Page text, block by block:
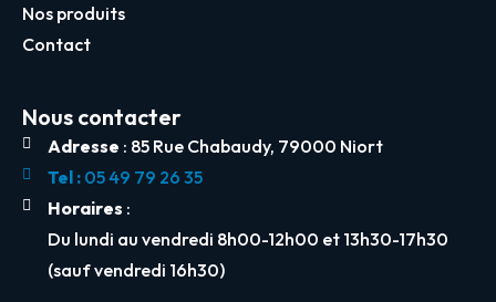
Nos produits
Contact
Nous contacter
Adresse : 85 Rue Chabaudy, 79000 Niort
Tel :05 49 79 26 35
Horaires :
Du lundi au vendredi 8h00-12h00 et 13h30-17h30
(sauf vendredi 16h30)